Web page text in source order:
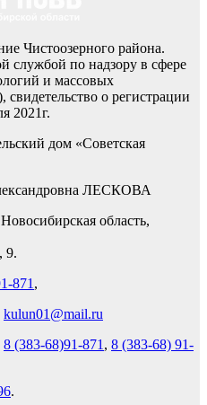
Чистоозерного района.
службой по надзору в сфере
и массовых
о регистрации
2021г.
дом «Советская
ЛЕСКОВА
область,
9.
871 ,
kulun01@mail.ru
8 (383-68)91-871 , 8 (383-68) 91-
.